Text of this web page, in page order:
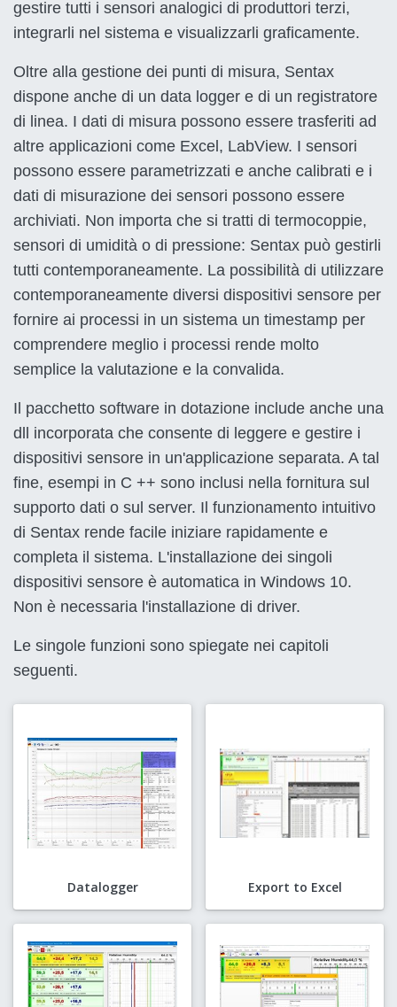
gestire tutti i sensori analogici di produttori terzi,
integrarli nel sistema e visualizzarli graficamente.
Oltre alla gestione dei punti di misura, Sentax
dispone anche di un data logger e di un registratore
di linea. I dati di misura possono essere trasferiti ad
altre applicazioni come Excel, LabView. I sensori
possono essere parametrizzati e anche calibrati e i
dati di misurazione dei sensori possono essere
archiviati. Non importa che si tratti di termocoppie,
sensori di umidità o di pressione: Sentax può gestirli
tutti contemporaneamente. La possibilità di utilizzare
contemporaneamente diversi dispositivi sensore per
fornire ai processi in un sistema un timestamp per
comprendere meglio i processi rende molto
semplice la valutazione e la convalida.
Il pacchetto software in dotazione include anche una
dll incorporata che consente di leggere e gestire i
dispositivi sensore in un'applicazione separata. A tal
fine, esempi in C ++ sono inclusi nella fornitura sul
supporto dati o sul server. Il funzionamento intuitivo
di Sentax rende facile iniziare rapidamente e
completa il sistema. L'installazione dei singoli
dispositivi sensore è automatica in Windows 10.
Non è necessaria l'installazione di driver.
Le singole funzioni sono spiegate nei capitoli
seguenti.
Datalogger Export to Excel